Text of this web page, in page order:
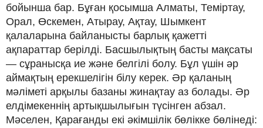
бойынша бар. Бұған қосымша Алматы, Теміртау,
Орал, Өскемен, Атырау, Ақтау, Шымкент
қалаларына байланысты барлық қажетті
ақпараттар берілді. Басшылықтың басты мақсаты
— сұранысқа ие және белгілі болу. Бұл үшін әр
аймақтың ерекшелігін білу керек. Әр қаланың
мәліметі арқылы базаны жинақтау аз болады. Әр
елдімекеннің артықшылығын түсінген абзал.
Мәселен, Қарағанды екі әкімшілік бөлікке бөлінеді: